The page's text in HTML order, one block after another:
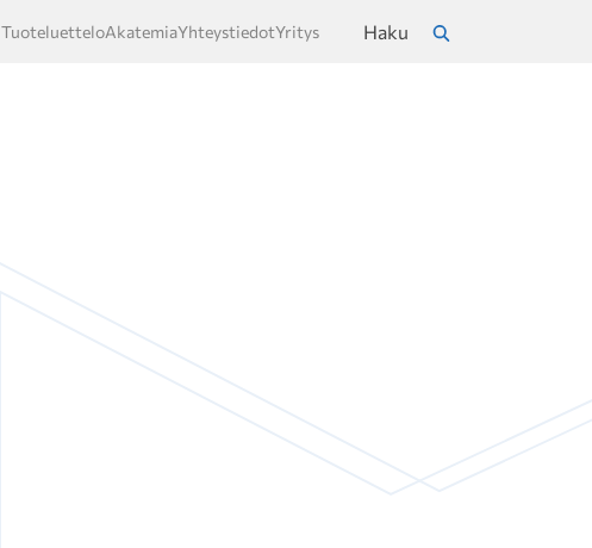
TuoteluetteloAkatemiaYhteystiedotYritys
Haku